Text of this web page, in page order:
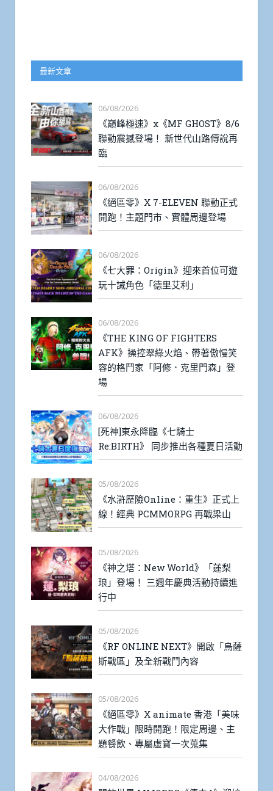
最新文章
06/08/2026
《巔峰極速》x《MF GHOST》8/6
聯動震撼登場！ 新世代山路傳說再
臨
06/08/2026
《絕區零》X 7-ELEVEN 聯動正式
開跑！主題門市、實體周邊登場
06/08/2026
《七大罪：Origin》迎來首位可遊
玩十誡角色「德里艾利」
06/08/2026
《THE KING OF FIGHTERS
AFK》操控翠綠火焰、帶著傲慢笑
容的格鬥家「阿修．克里門森」登
場
06/08/2026
[死神]東永降臨《七騎士
Re:BIRTH》 同步推出各種夏日活動
05/08/2026
《水滸歷險Online：重生》正式上
線！經典 PCMMORPG 再戰梁山
05/08/2026
《神之塔：New World》「蓮梨
琅」登場！ 三週年慶典活動持續進
行中
05/08/2026
《RF ONLINE NEXT》開啟「烏薩
斯戰區」及全新戰鬥內容
05/08/2026
《絕區零》X animate 香港「美味
大作戰」限時開跑！限定周邊、主
題餐飲、專屬虛寶一次蒐集
04/08/2026